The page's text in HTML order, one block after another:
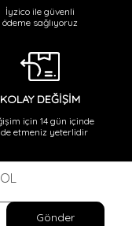
İyzico ile güvenli
ödeme sağlıyoruz
KOLAY DEĞİŞİM
için 14 gün içinde
etmeniz yeterlidir
Gönder